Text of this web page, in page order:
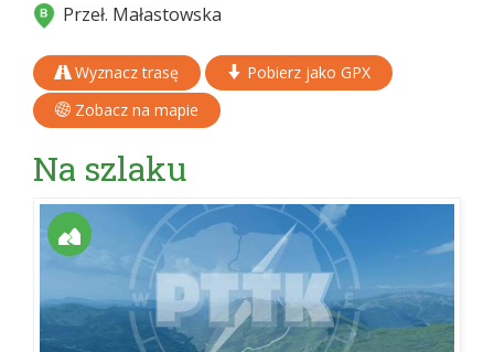
Przeł. Małastowska
Wyznacz trasę
Pobierz jako GPX
Zobacz na mapie
Na szlaku